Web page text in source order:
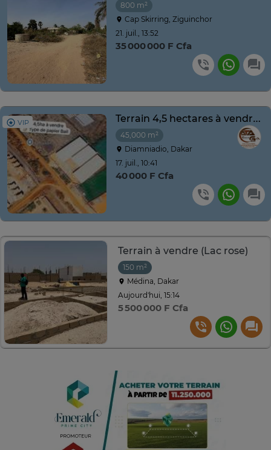
800 m²
Cap Skirring, Ziguinchor
21. juil., 13:52
35 000 000 F Cfa
VIP Terrain 4,5 hectares à vendre à Diamniadio
45,000 m²
Diamniadio, Dakar
17. juil., 10:41
40 000 F Cfa
Terrain à vendre (Lac rose)
150 m²
Médina, Dakar
Aujourd'hui, 15:14
5 500 000 F Cfa